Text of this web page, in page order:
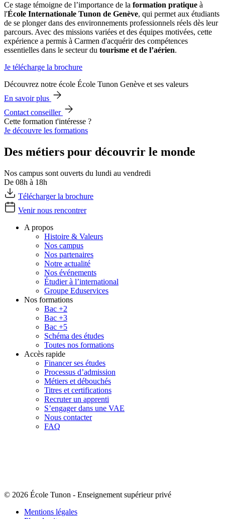
Ce stage témoigne de l’importance de la formation pratique à
l'École Internationale Tunon de Genève, qui permet aux étudiants
de se plonger dans des environnements professionnels réels dès leur
parcours. Avec des missions variées et des équipes motivées, cette
expérience a permis à Carmen d'acquérir des compétences
essentielles dans le secteur du tourisme et de l’aérien.
Je télécharge la brochure
Découvrez notre école École Tunon Genève et ses valeurs
En savoir plus
Contact conseiller
Cette formation t'intéresse ?
Je découvre les formations
Des métiers pour découvrir le monde
Nos campus sont ouverts du lundi au vendredi
De 08h à 18h
Télécharger la brochure
Venir nous rencontrer
A propos
Histoire & Valeurs
Nos campus
Nos partenaires
Notre actualité
Nos événements
Étudier à l’international
Groupe Eduservices
Nos formations
Bac +2
Bac +3
Bac +5
Schéma des études
Toutes nos formations
Accès rapide
Financer ses études
Processus d’admission
Métiers et débouchés
Titres et certifications
Recruter un apprenti
S’engager dans une VAE
Nous contacter
FAQ
© 2026 École Tunon - Enseignement supérieur privé
Mentions légales